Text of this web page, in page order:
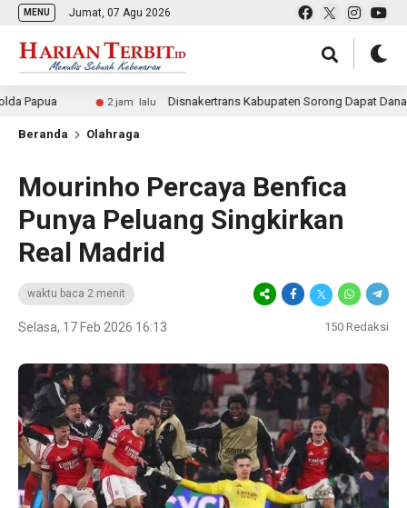
MENU Jumat, 07 Agu 2026
2 jam lalu Disnakertrans Kabupaten Sorong Dapat Dana
Beranda Olahraga
Mourinho Percaya Benfica
Punya Peluang Singkirkan
Real Madrid
waktu baca 2 menit
Selasa, 17 Feb 2026 16:13 150 Redaksi